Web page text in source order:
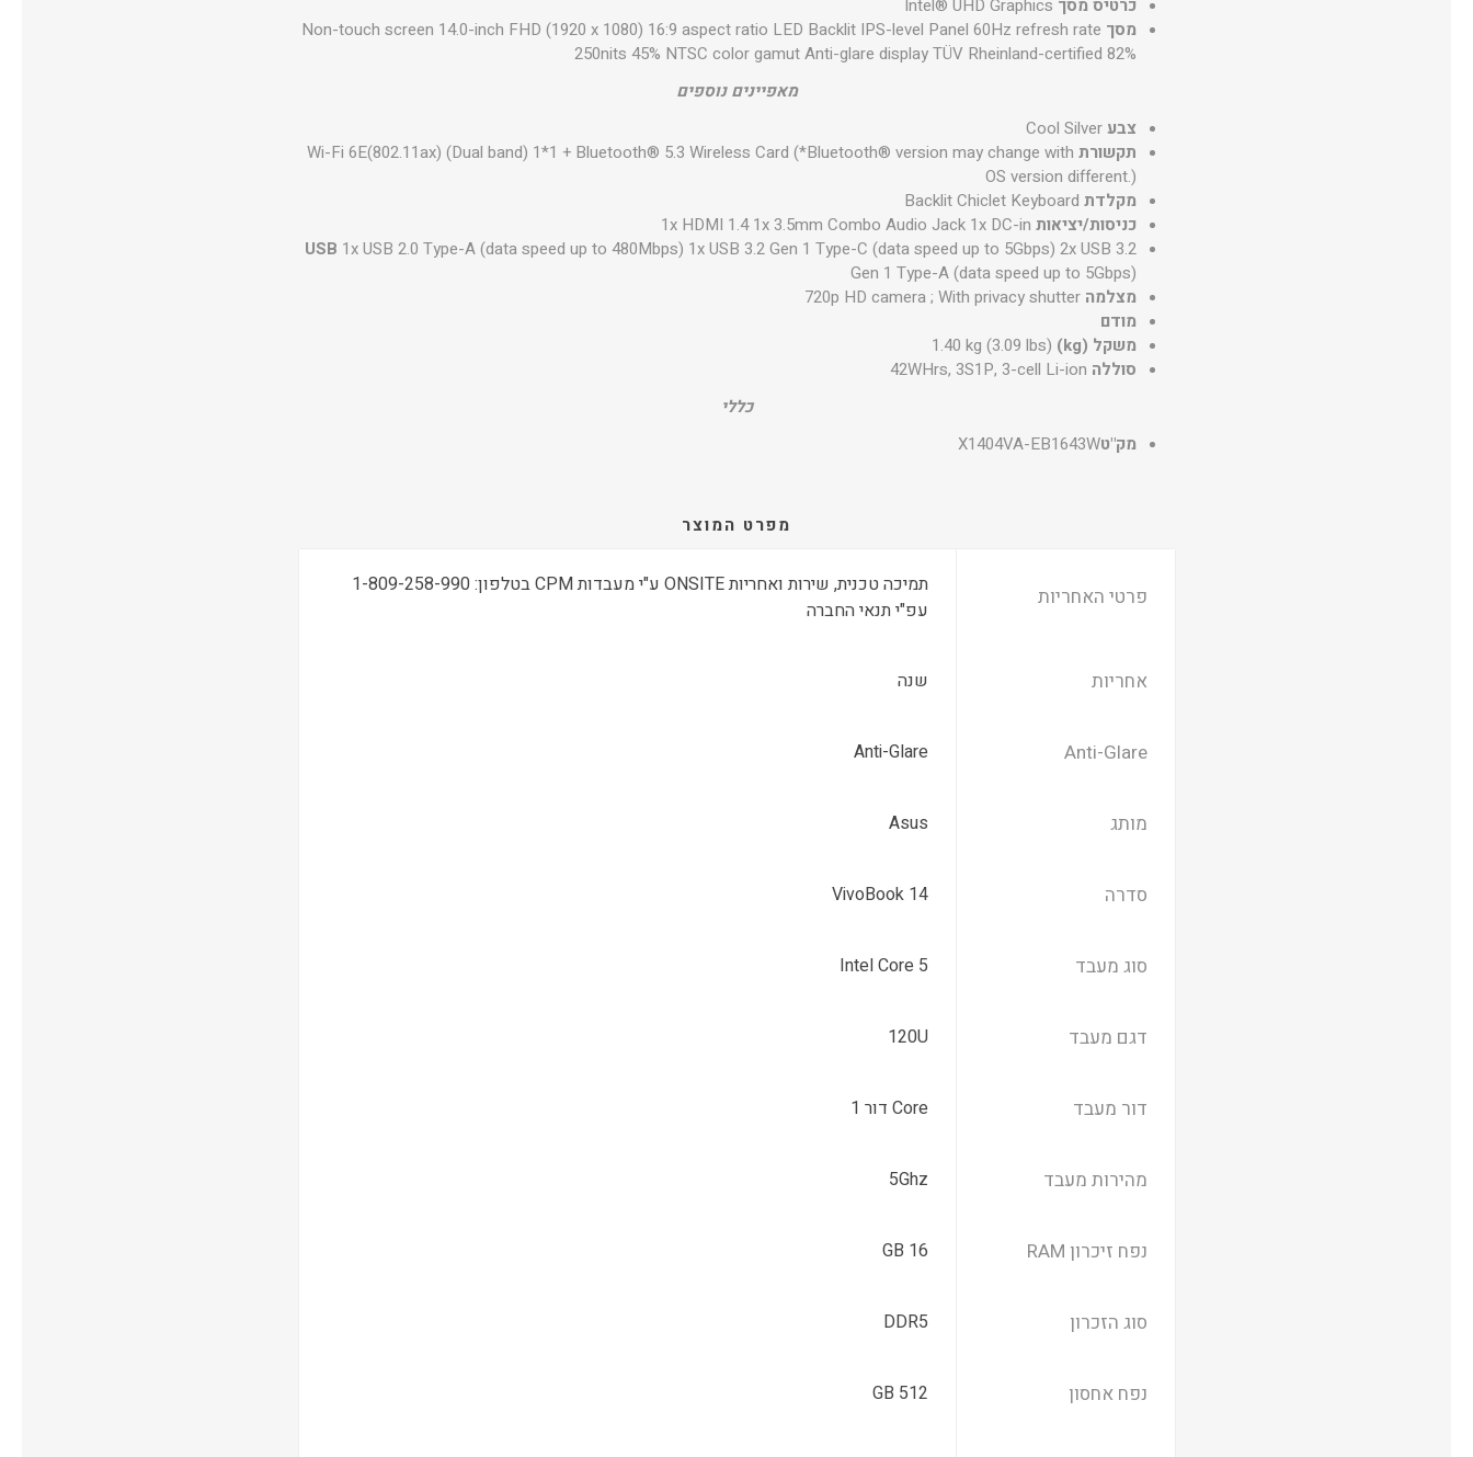
כרטיס מסך Intel® UHD Graphics
מסך Non-touch screen 14.0-inch FHD (1920 x 1080) 16:9 aspect ratio LED Backlit IPS-level Panel 60Hz refresh rate
250nits 45% NTSC color gamut Anti-glare display TÜV Rheinland-certified 82%
מאפיינים נוספים
צבעCool Silver
תקשורת Wi-Fi 6E(802.11ax) (Dual band) 1*1 + Bluetooth® 5.3 Wireless Card (*Bluetooth® version may change with
OS version different.)
מקלדת Backlit Chiclet Keyboard
כניסות/יציאות 1x HDMI 1.4 1x 3.5mm Combo Audio Jack 1x DC-in
USB 1x USB 2.0 Type-A (data speed up to 480Mbps) 1x USB 3.2 Gen 1 Type-C (data speed up to 5Gbps) 2x USB 3.2
Gen 1 Type-A (data speed up to 5Gbps)
מצלמה720p HD camera ; With privacy shutter
מודם
משקל (kg)
1.40 kg (3.09 lbs)
סוללה 42WHrs, 3S1P, 3-cell Li-ion
כללי
מק"טX1404VA-EB1643W
מפרט המוצר
פרטי האחריות
תמיכה טכנית, שירות ואחריות ONSITE ע"י מעבדות CPM בטלפון: 1-809-258-990
עפ"י תנאי החברה
אחריות שנה
Anti-Glare
Anti-Glare
מותג Asus
סדרה VivoBook 14
סוג מעבד Intel Core 5
דגם מעבד 120U
דור מעבד Core דור 1
מהירות מעבד 5Ghz
נפח זיכרון RAM 16 GB
סוג הזכרון DDR5
נפח אחסון 512 GB